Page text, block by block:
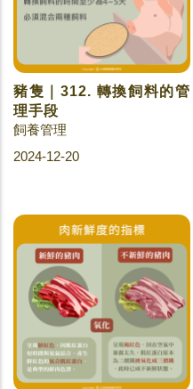
豬隻｜312. 轉換飼料的管
理手段
飼養管理
2024-12-20